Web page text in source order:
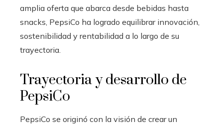
amplia oferta que abarca desde bebidas hasta
snacks, PepsiCo ha logrado equilibrar innovación,
sostenibilidad y rentabilidad a lo largo de su
trayectoria.
Trayectoria y desarrollo de
PepsiCo
PepsiCo se originó con la visión de crear un